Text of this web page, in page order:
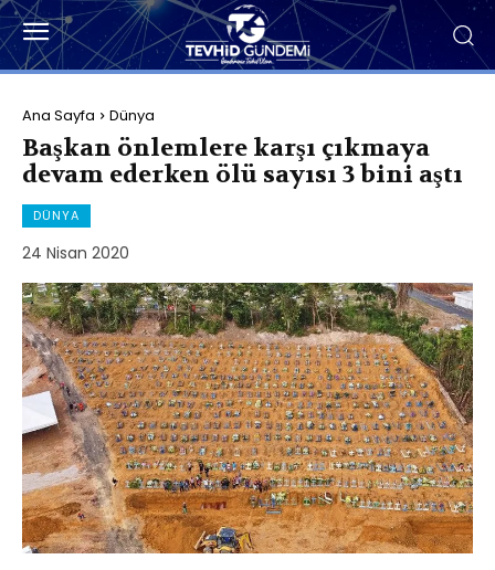
Ana Sayfa Dünya
Başkan önlemlere karşı çıkmaya
devam ederken ölü sayısı 3 bini aştı
DÜNYA
24 Nisan 2020